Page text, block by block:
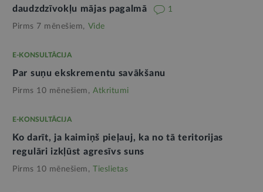
daudzdzīvokļu mājas pagalmā
1
Pirms 7 mēnešiem, Vide
E-KONSULTĀCIJA
Par suņu ekskrementu savākšanu
Pirms 10 mēnešiem, Atkritumi
E-KONSULTĀCIJA
Ko darīt, ja kaimiņš pieļauj, ka no tā teritorijas
regulāri izkļūst agresīvs suns
Pirms 10 mēnešiem, Tieslietas